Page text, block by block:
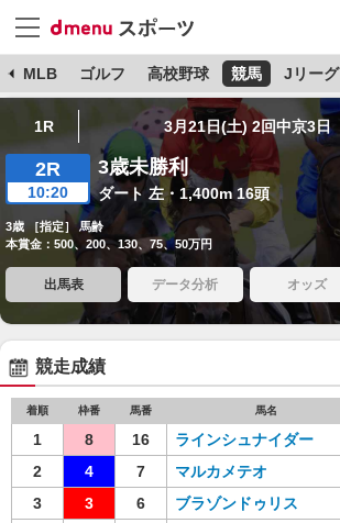
MLB ゴルフ 高校野球 競馬 Jリーグ
1R 3月21日(土) 2回中京3日
2R
10:20
3歳未勝利
ダート 左・1,400m 16頭
3歳 ［指定］ 馬齢
本賞金：500、200、130、75、50万円
出馬表 データ分析 オッズ
競走成績
着順 枠番 馬番 馬名
1 8 16 ラインシュナイダー
2
4 7 マルカメテオ
3
3 6 ブラゾンドゥリス